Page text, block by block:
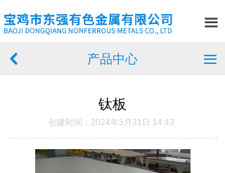
끀
首页
案例展示
钛板
创建时间： 2024年5月31日 14:43
产品中心
낒 끀